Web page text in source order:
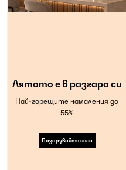
Лятото е в разгара си
Най-горещите намаления до
55%
Пазарувайте сега